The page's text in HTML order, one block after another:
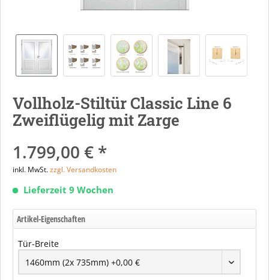
Vollholz-Stiltür Classic Line 6
Zweiflügelig mit Zarge
1.799,00 € *
inkl. MwSt.zzgl. Versandkosten
Lieferzeit 9 Wochen
Artikel-Eigenschaften
Tür-Breite